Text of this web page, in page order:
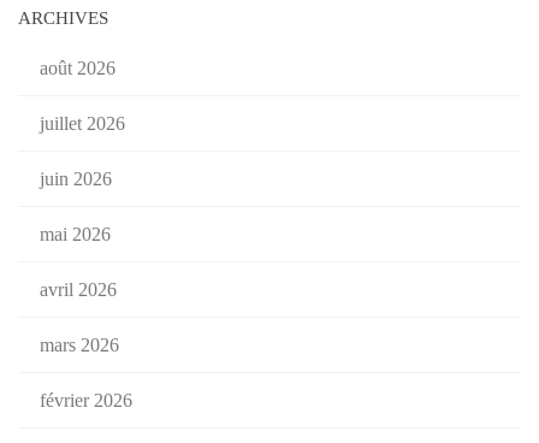
ARCHIVES
août 2026
juillet 2026
juin 2026
mai 2026
avril 2026
mars 2026
février 2026